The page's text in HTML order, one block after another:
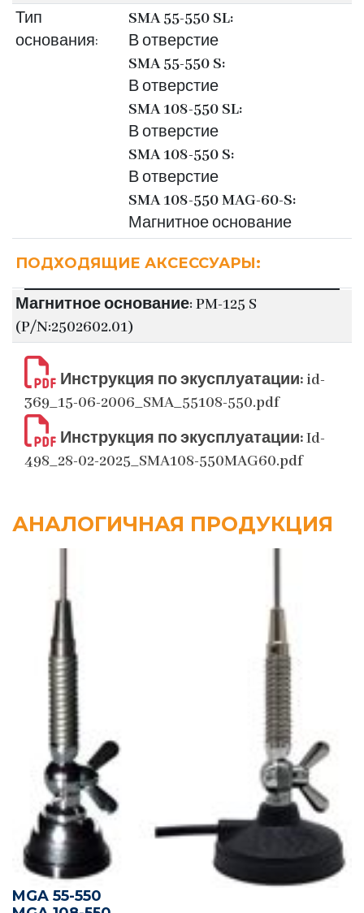
Тип
основания:
SMA 55-550 SL:
В отверстие
SMA 55-550 S:
В отверстие
SMA 108-550 SL:
В отверстие
SMA 108-550 S:
В отверстие
SMA 108-550 MAG-60-S:
Магнитное основание
ПОДХОДЯЩИЕ АКСЕССУАРЫ:
Магнитное основание: PM-125 S
(P/N:2502602.01)
Инструкция по экусплуатации: id-
369_15-06-2006_SMA_55108-550.pdf
Инструкция по экусплуатации:Id-
498_28-02-2025_SMA108-550MAG60.pdf
АНАЛОГИЧНАЯ ПРОДУКЦИЯ
MGA 55-550